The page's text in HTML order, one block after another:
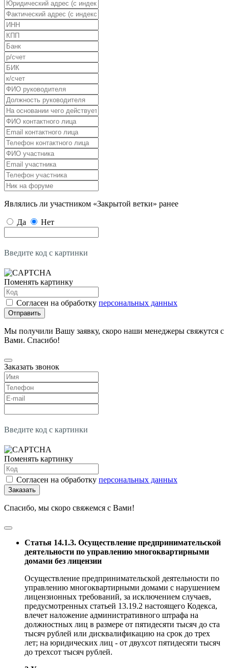
Являлись ли участником «Закрытой ветки» ранее
Да Нет
Введите код с картинки
Поменять картинку
Согласен на обработку персональных данных
Отправить
Мы получили Вашу заявку, скоро наши менеджеры свяжутся с
Вами. Спасибо!
Заказать звонок
Введите код с картинки
Поменять картинку
Согласен на обработку персональных данных
Заказать
Спасибо, мы скоро свяжемся с Вами!
Статья 14.1.3. Осуществление предпринимательской
деятельности по управлению многоквартирными
домами без лицензии
Осуществление предпринимательской деятельности по
управлению многоквартирными домами с нарушением
лицензионных требований, за исключением случаев,
предусмотренных статьей 13.19.2 настоящего Кодекса,
влечет наложение административного штрафа на
должностных лиц в размере от пятидесяти тысяч до ста
тысяч рублей или дисквалификацию на срок до трех
лет; на юридических лиц - от двухсот пятидесяти тысяч
до трехсот тысяч рублей.